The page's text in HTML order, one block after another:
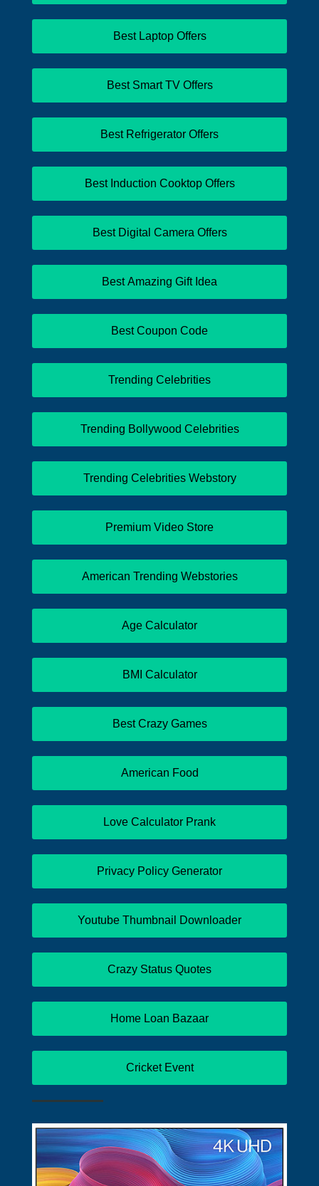
Best Laptop Offers
Best Smart TV Offers
Best Refrigerator Offers
Best Induction Cooktop Offers
Best Digital Camera Offers
Best Amazing Gift Idea
Best Coupon Code
Trending Celebrities
Trending Bollywood Celebrities
Trending Celebrities Webstory
Premium Video Store
American Trending Webstories
Age Calculator
BMI Calculator
Best Crazy Games
American Food
Love Calculator Prank
Privacy Policy Generator
Youtube Thumbnail Downloader
Crazy Status Quotes
Home Loan Bazaar
Cricket Event